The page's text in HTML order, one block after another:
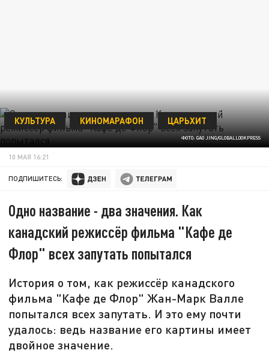
ФОТО: GAO JING/GLOBALLOOKPRESS
КУЛЬТУРА КИНОМАРАФОН ЦАРЬХИТ
10 МАЯ 16:21
ПОДПИШИТЕСЬ:
Одно название - два значения. Как
канадский режиссёр фильма "Кафе де
Флор" всех запутать попытался
История о том, как режиссёр канадского
фильма "Кафе де Флор" Жан-Марк Валле
попытался всех запутать. И это ему почти
удалось: ведь название его картины имеет
двойное значение.